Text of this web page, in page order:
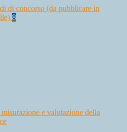
di concorso (da pubblicare in
8
e valutazione della